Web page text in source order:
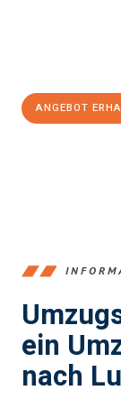
ANGEBOT
ein
nach